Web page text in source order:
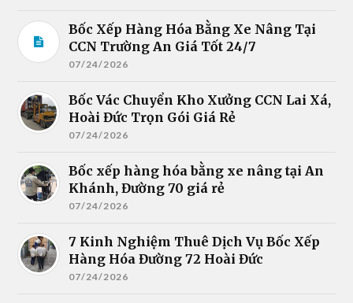
Bốc Xếp Hàng Hóa Bằng Xe Nâng Tại
CCN Trường An Giá Tốt 24/7
07/24/2026
Bốc Vác Chuyển Kho Xưởng CCN Lai Xá,
Hoài Đức Trọn Gói Giá Rẻ
07/24/2026
Bốc xếp hàng hóa bằng xe nâng tại An
Khánh, Đường 70 giá rẻ
07/24/2026
7 Kinh Nghiệm Thuê Dịch Vụ Bốc Xếp
Hàng Hóa Đường 72 Hoài Đức
07/24/2026